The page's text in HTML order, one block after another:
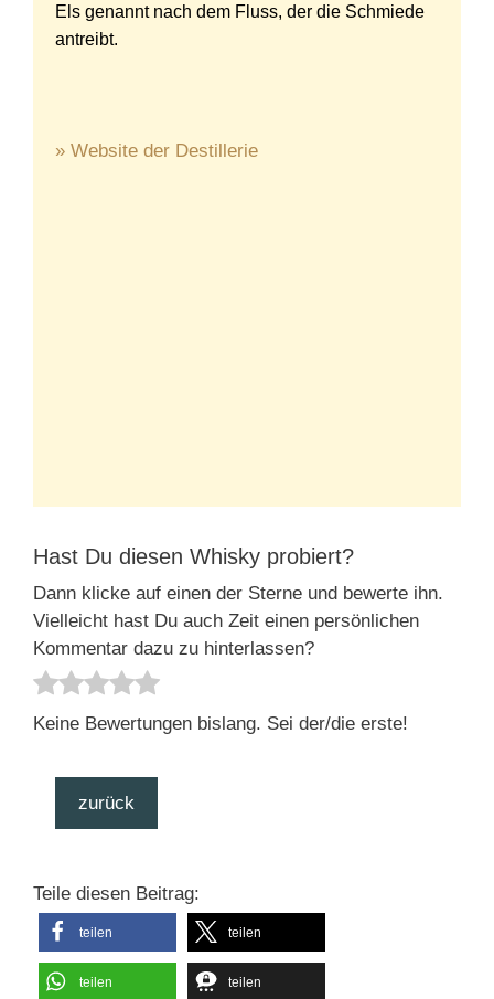
Els genannt nach dem Fluss, der die Schmiede
antreibt.
» Website der Destillerie
Hast Du diesen Whisky probiert?
Dann klicke auf einen der Sterne und bewerte ihn.
Vielleicht hast Du auch Zeit einen persönlichen
Kommentar dazu zu hinterlassen?
Keine Bewertungen bislang. Sei der/die erste!
zurück
Teile diesen Beitrag:
teilen teilen
teilen teilen